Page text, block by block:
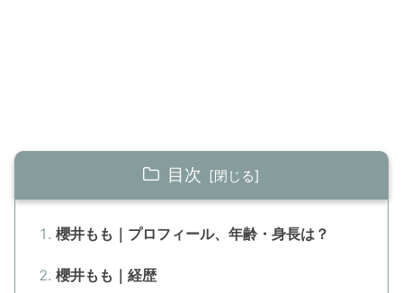
目次
櫻井もも｜プロフィール、年齢・身長は？
櫻井もも｜経歴